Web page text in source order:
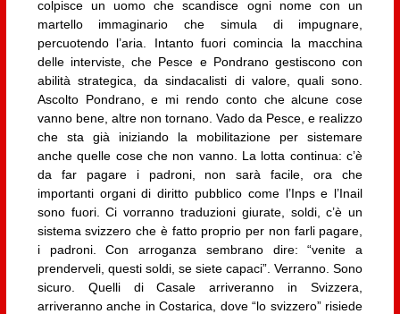
colpisce un uomo che scandisce ogni nome con un
martello immaginario che simula di impugnare,
percuotendo l’aria. Intanto fuori comincia la macchina
delle interviste, che Pesce e Pondrano gestiscono con
abilità strategica, da sindacalisti di valore, quali sono.
Ascolto Pondrano, e mi rendo conto che alcune cose
vanno bene, altre non tornano. Vado da Pesce, e realizzo
che sta già iniziando la mobilitazione per sistemare
anche quelle cose che non vanno. La lotta continua: c’è
da far pagare i padroni, non sarà facile, ora che
importanti organi di diritto pubblico come l’Inps e l’Inail
sono fuori. Ci vorranno traduzioni giurate, soldi, c’è un
sistema svizzero che è fatto proprio per non farli pagare,
i padroni. Con arroganza sembrano dire: “venite a
prenderveli, questi soldi, se siete capaci”. Verranno. Sono
sicuro. Quelli di Casale arriveranno in Svizzera,
arriveranno anche in Costarica, dove “lo svizzero” risiede